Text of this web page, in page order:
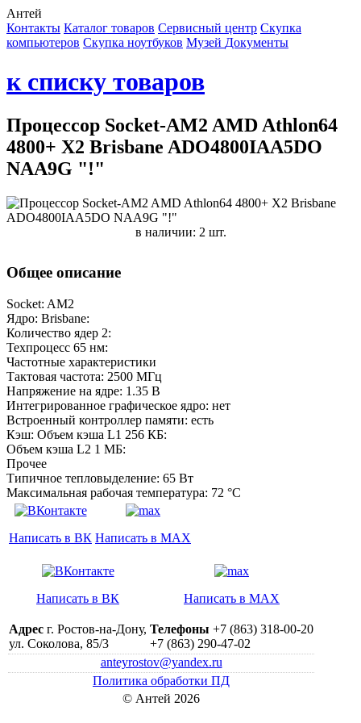
Антей
Контакты Каталог товаров Сервисный центр Cкупка
компьютеров Cкупка ноутбуков Музей Документы
к списку товаров
Процессор Socket-AM2 AMD Athlon64
4800+ X2 Brisbane ADO4800IAA5DO
NAA9G "!"
в наличии: 2 шт.
Общее описание
Socket: AM2
Ядро: Brisbane:
Количество ядер 2:
Техпроцесс 65 нм:
Частотные характеристики
Тактовая частота: 2500 МГц
Напряжение на ядре: 1.35 B
Интегрированное графическое ядро: нет
Встроенный контроллер памяти: есть
Кэш: Объем кэша L1 256 КБ:
Объем кэша L2 1 МБ:
Прочее
Типичное тепловыделение: 65 Вт
Максимальная рабочая температура: 72 °C
Написать в ВК Написать в MAX
Написать в ВК Написать в MAX
Адрес г. Ростов-на-Дону,
ул. Соколова, 85/3
Телефоны +7 (863) 318-00-20
+7 (863) 290-47-02
anteyrostov@yandex.ru
Политика обработки ПД
© Антей 2026